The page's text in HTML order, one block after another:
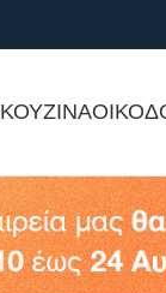
ΚΟΥΖΙΝΑ